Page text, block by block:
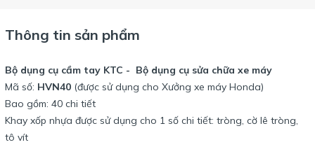
Thông tin sản phẩm
Bộ dụng cụ cầm tay KTC - Bộ dụng cụ sửa chữa xe máy
Mã số: HVN40 (được sử dụng cho Xưởng xe máy Honda)
Bao gồm: 40 chi tiết
Khay xốp nhựa được sử dụng cho 1 số chi tiết: tròng, cờ lê tròng,
tô vít